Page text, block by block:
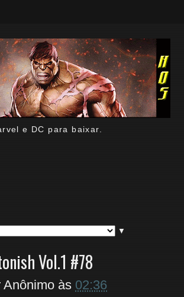
e DC para baixar.
▼
Vol.1 #78
Anônimo às 02:36